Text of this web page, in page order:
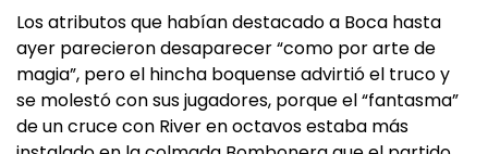
Los atributos que habían destacado a Boca hasta
ayer parecieron desaparecer “como por arte de
magia”, pero el hincha boquense advirtió el truco y
se molestó con sus jugadores, porque el “fantasma”
de un cruce con River en octavos estaba más